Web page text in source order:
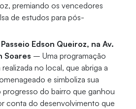
premiando os vencedores
de estudos para pós-
Edson Queiroz, na Av.
Soares – Uma programação
realizada no local, que abriga a
e simboliza sua
do bairro que ganhou
conta do desenvolvimento que